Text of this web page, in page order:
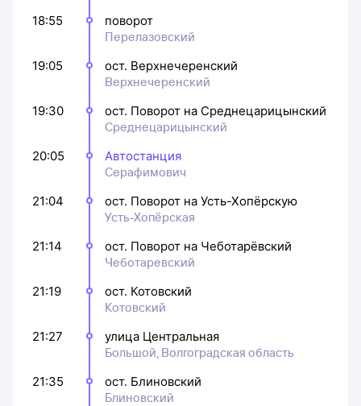
18:55
поворот
Перелазовский
19:05
ост. Верхнечеренский
Верхнечеренский
19:30
ост. Поворот на Среднецарицынский
Среднецарицынский
20:05
Автостанция
Серафимович
21:04
ост. Поворот на Усть-Хопёрскую
Усть-Хопёрская
21:14
ост. Поворот на Чеботарёвский
Чеботаревский
21:19
ост. Котовский
Котовский
21:27
улица Центральная
Большой, Волгоградская область
21:35
ост. Блиновский
Блиновский